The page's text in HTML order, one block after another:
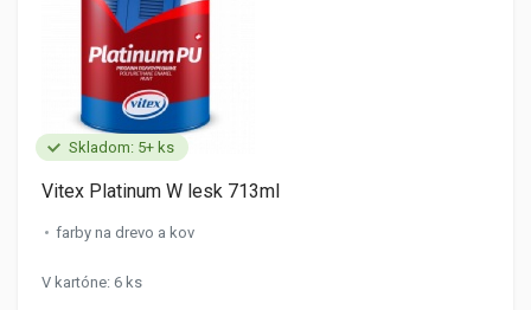
Skladom: 5+ ks
Vitex Platinum W lesk 713ml
farby na drevo a kov
V kartóne: 6 ks